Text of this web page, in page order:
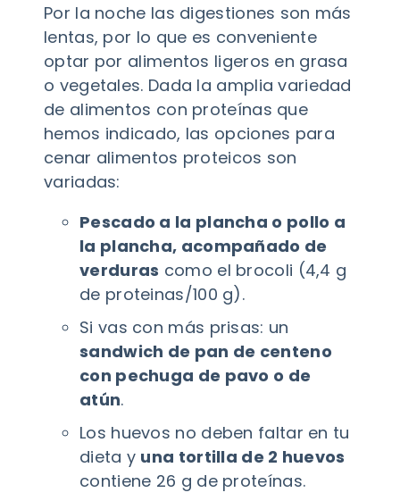
Por la noche las digestiones son más
lentas, por lo que es conveniente
optar por alimentos ligeros en grasa
o vegetales. Dada la amplia variedad
de alimentos con proteínas que
hemos indicado, las opciones para
cenar alimentos proteicos son
variadas:
Pescado a la plancha o pollo a
la plancha, acompañado de
verduras como el brocoli (4,4 g
de proteinas/100 g).
Si vas con más prisas: un
sandwich de pan de centeno
con pechuga de pavo o de
atún.
Los huevos no deben faltar en tu
dieta y una tortilla de 2 huevos
contiene 26 g de proteínas.